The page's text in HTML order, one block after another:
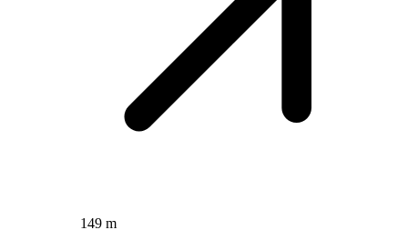
149 m